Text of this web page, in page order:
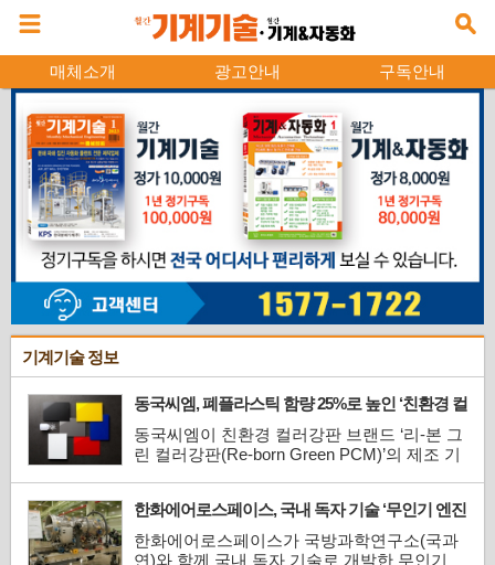
매체소개 광고안내 구독안내
기계기술 정보
동국씨엠, 폐플라스틱 함량 25%로 높인 ‘친환경 컬
러강판’ 제조 기술 고도화
동국씨엠이 친환경 컬러강판 브랜드 ‘리-본 그
린 컬러강판(Re-born Green PCM)’의 제조 기
리-본 그린 컬러강판에 적용되는 폐플라스틱
원료 함량을 기존 10% 수준에서 25%까지 확
대하고, 신규 디자인인 ‘매트(Matt)’와 ‘스톤
한화에어로스페이스, 국내 독자 기술 ‘무인기 엔진
2종’ 시제 최초 공개
한화에어로스페이스가 국방과학연구소(국과
연)와 함께 국내 독자 기술로 개발한 무인기